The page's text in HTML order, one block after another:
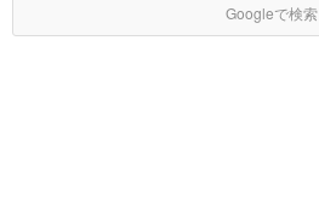
Googleで検索